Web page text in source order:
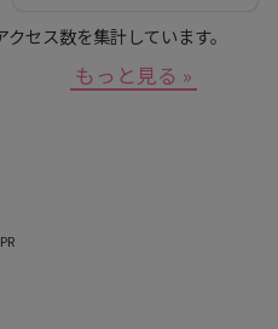
セス数を集計しています。
もっと見る »
PR